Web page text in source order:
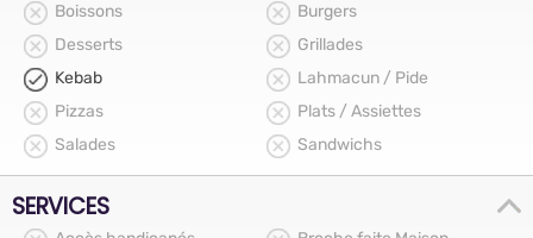
Boissons
Burgers
Desserts
Grillades
Kebab
Lahmacun / Pide
Pizzas
Plats / Assiettes
Salades
Sandwichs
SERVICES